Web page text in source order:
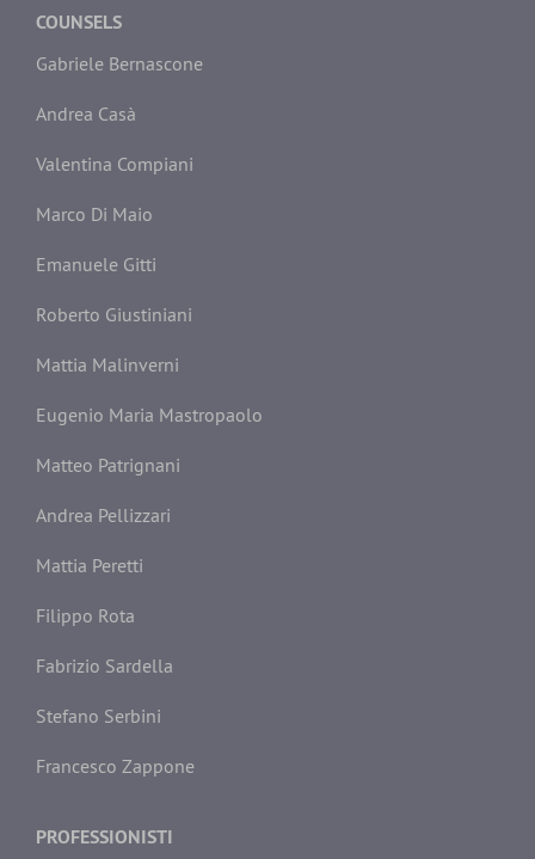
COUNSELS
Gabriele Bernascone
Andrea Casà
Valentina Compiani
Marco Di Maio
Emanuele Gitti
Roberto Giustiniani
Mattia Malinverni
Eugenio Maria Mastropaolo
Matteo Patrignani
Andrea Pellizzari
Mattia Peretti
Filippo Rota
Fabrizio Sardella
Stefano Serbini
Francesco Zappone
PROFESSIONISTI